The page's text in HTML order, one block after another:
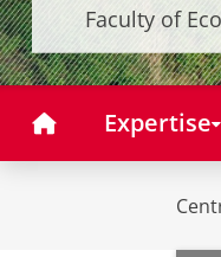
Faculty of
HomeExpertise